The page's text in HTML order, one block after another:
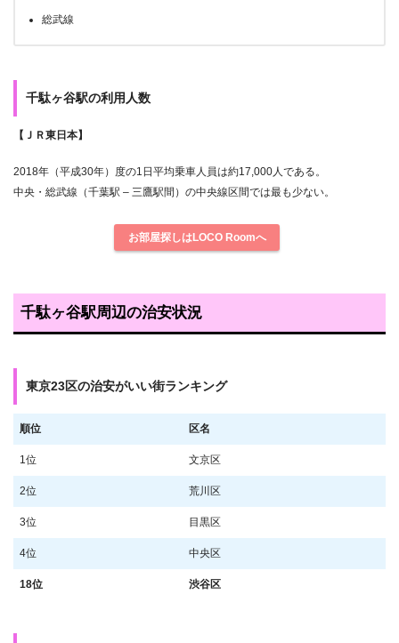
総武線
千駄ヶ谷駅の利用人数
【ＪＲ東日本】
2018年（平成30年）度の1日平均乗車人員は約17,000人である。
中央・総武線（千葉駅 – 三鷹駅間）の中央線区間では最も少ない。
お部屋探しはLOCO Roomへ
千駄ヶ谷駅周辺の治安状況
東京23区の治安がいい街ランキング
順位 区名
1位 文京区
2位 荒川区
3位 目黒区
4位 中央区
18位 渋谷区